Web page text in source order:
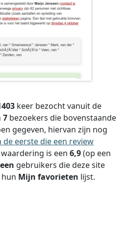
keer bezocht vanuit de
7 bezoekers die bovenstaande
gegeven, hiervan zijn nog
de eerste die een review
is een 6,9(op een
gebruikers die deze site
Mijn favorieten lijst.